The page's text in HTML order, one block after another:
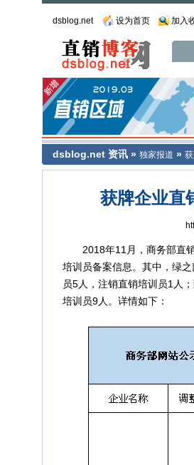
dsblog.net 设为首页 加入
dsblog.net 资讯 » 独家报道 »
获牌企业直
2018年11月，商务部直销
培训员备案信息。其中，绿
员5人，注销直销培训员1人
培训员9人。详情如下：